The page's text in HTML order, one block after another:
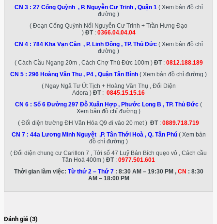
CN 3 : 27 Cống Quỳnh , P. Nguyễn Cư Trinh , Quận 1 ( Xem bản đồ chỉ
đường )
( Đoạn Cống Quỳnh Nối Nguyễn Cư Trinh + Trần Hưng Đạo
) ĐT: 0366.04.04.04
CN 4 : 784 Kha Vạn Cân , P. Linh Đông , TP. Thủ Đức( Xem bản đồ chỉ
đường )
( Cách Cầu Ngang 20m , Cách Chợ Thủ Đức 100m ) ĐT: 0812.188.189
CN 5 : 296 Hoàng Văn Thụ , P4 , Quận Tân Bình ( Xem bản đồ chỉ đường )
( Ngay Ngã Tư Út Tịch + Hoàng Văn Thụ , Đối Diện
Adora ) ĐT: 0845.15.15.16
CN 6 : Số 6 Đường 297 Đỗ Xuân Hợp , Phước Long B , TP. Thủ Đức (
Xem bản đồ chỉ đường )
( Đối diện trường ĐH Văn Hóa Q9 đi vào 20 met ) ĐT: 0889.718.719
CN 7 : 44a Lương Minh Nguyệt ,P. Tân Thới Hoà , Q. Tân Phú ( Xem bản
đồ chỉ đường )
( Đối diện chung cư Carillon 7 , Tới số 47 Luỹ Bán Bích quẹo vô , Cách cầu
Tân Hoá 400m ) ĐT: 0977.501.601
Thời gian làm việc: Từ thứ 2 – Thứ 7: 8:30 AM – 19:30 PM , CN : 8:30
AM – 18:00 PM
Đánh giá (3)